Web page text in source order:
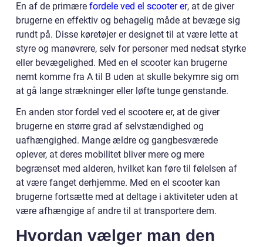
En af de primære fordele ved el scooter er, at de giver
brugerne en effektiv og behagelig måde at bevæge sig
rundt på. Disse køretøjer er designet til at være lette at
styre og manøvrere, selv for personer med nedsat styrke
eller bevægelighed. Med en el scooter kan brugerne
nemt komme fra A til B uden at skulle bekymre sig om
at gå lange strækninger eller løfte tunge genstande.
En anden stor fordel ved el scootere er, at de giver
brugerne en større grad af selvstændighed og
uafhængighed. Mange ældre og gangbesværede
oplever, at deres mobilitet bliver mere og mere
begrænset med alderen, hvilket kan føre til følelsen af
at være fanget derhjemme. Med en el scooter kan
brugerne fortsætte med at deltage i aktiviteter uden at
være afhængige af andre til at transportere dem.
Hvordan vælger man den